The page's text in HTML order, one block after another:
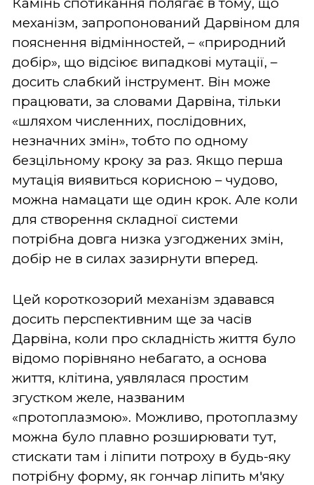
механізм, запропонований Дарвіном для
пояснення відмінностей, – «природний
добір», що відсіює випадкові мутації, –
досить слабкий інструмент. Він може
працювати, за словами Дарвіна, тільки
«шляхом численних, послідовних,
незначних змін», тобто по одному
безцільному кроку за раз. Якщо перша
мутація виявиться корисною – чудово,
можна намацати ще один крок. Але коли
для створення складної системи
потрібна довга низка узгоджених змін,
добір не в силах зазирнути вперед.
Цей короткозорий механізм здавався
досить перспективним ще за часів
Дарвіна, коли про складність життя було
відомо порівняно небагато, а основа
життя, клітина, уявлялася простим
згустком желе, названим
«протоплазмою». Можливо, протоплазму
можна було плавно розширювати тут,
стискати там і ліпити потроху в будь-яку
потрібну форму, як гончар ліпить м'яку